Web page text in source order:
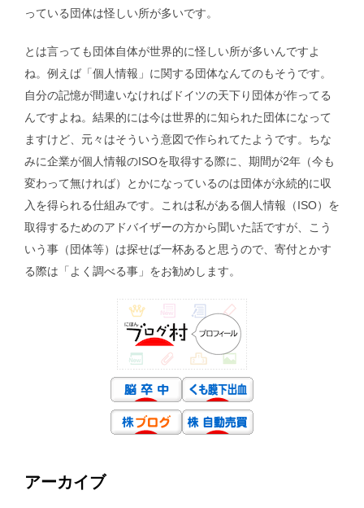
っている団体は怪しい所が多いです。
とは言っても団体自体が世界的に怪しい所が多いんですよ
ね。例えば「個人情報」に関する団体なんてのもそうです。
自分の記憶が間違いなければドイツの天下り団体が作ってる
んですよね。結果的には今は世界的に知られた団体になって
ますけど、元々はそういう意図で作られてたようです。ちな
みに企業が個人情報のISOを取得する際に、期間が2年（今も
変わって無ければ）とかになっているのは団体が永続的に収
入を得られる仕組みです。これは私がある個人情報（ISO）を
取得するためのアドバイザーの方から聞いた話ですが、こう
いう事（団体等）は探せば一杯あると思うので、寄付とかす
る際は「よく調べる事」をお勧めします。
アーカイブ